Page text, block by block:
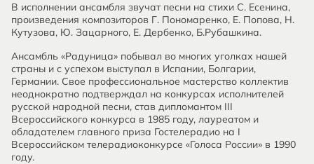
В исполнении ансамбля звучат песни на стихи С. Есенина,
произведения композиторов Г. Пономаренко, Е. Попова, Н.
Кутузова, Ю. Зацарного, Е. Дербенко, Б.Рубашкина.
Ансамбль «Радуница» побывал во многих уголках нашей
страны и с успехом выступал в Испании, Болгарии,
Германии. Свое профессиональное мастерство коллектив
неоднократно подтверждал на конкурсах исполнителей
русской народной песни, став дипломантом III
Всероссийского конкурса в 1985 году, лауреатом и
обладателем главного приза Гостелерадио на I
Всероссийском телерадиоконкурсе «Голоса России» в 1990
году.